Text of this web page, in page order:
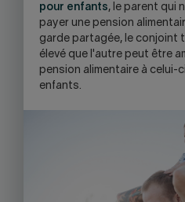
pour enfants, le parent qui
payer une pension
garde partagée, le conjoint
élevé que l'autre peut être
pension alimentaire à celui-
enfants.